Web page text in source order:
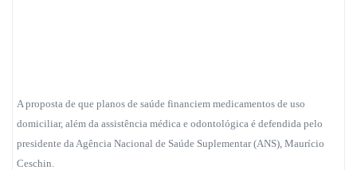
A proposta de que planos de saúde financiem medicamentos de uso
domiciliar, além da assistência médica e odontológica é defendida pelo
presidente da Agência Nacional de Saúde Suplementar (ANS), Maurício
Ceschin